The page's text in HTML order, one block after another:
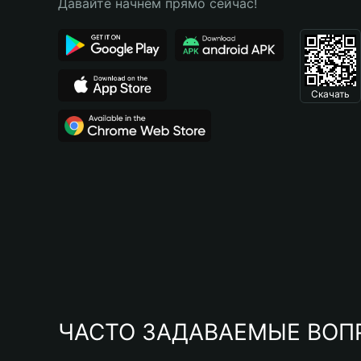
Давайте начнем прямо сейчас!
Скачать
ЧАСТО ЗАДАВАЕМЫЕ